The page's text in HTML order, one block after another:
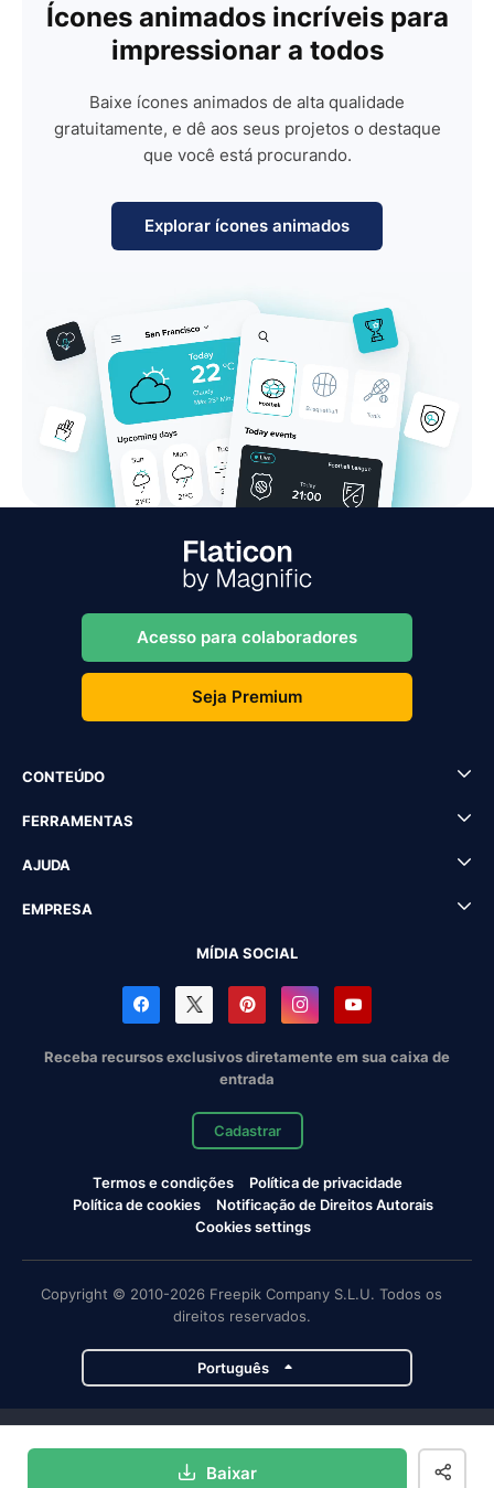
Baixar
Ícones animados incríveis para
impressionar a todos
Baixe ícones animados de alta qualidade
gratuitamente, e dê aos seus projetos o destaque
que você está procurando.
Explorar ícones animados
Acesso para colaboradores
Seja Premium
CONTEÚDO
FERRAMENTAS
AJUDA
EMPRESA
MÍDIA SOCIAL
Receba recursos exclusivos diretamente em sua caixa de
entrada
Cadastrar
Termos e condições
Política de privacidade
Política de cookies
Notificação de Direitos Autorais
Cookies settings
Copyright © 2010-2026 Freepik Company S.L.U. Todos os
direitos reservados.
Português